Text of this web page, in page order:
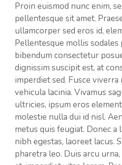
Proin euismod nunc enim,
pellentesque sit amet.
ullamcorper sed eros id,
Pellentesque mollis
bibendum consectetur
dignissim suscipit est, at
imperdiet sed. Fusce viverra
vehicula lacinia. Vivamus
ultricies, ipsum eros
molestie nulla dui id nisl.
metus quis feugiat. Donec a
nibh egestas, laoreet lacus.
pharetra leo. Duis arcu